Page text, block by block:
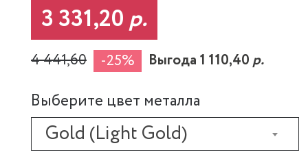
3 331,20р.
4 441,60 -25% Выгода 1 110,40р.
Выберите цвет металла
Gold (Light Gold)